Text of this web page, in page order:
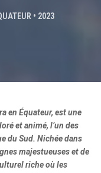
• 2023
en Équateur, est une
et animé, l’un des
du Sud. Nichée dans
majestueuses et de
riche où les